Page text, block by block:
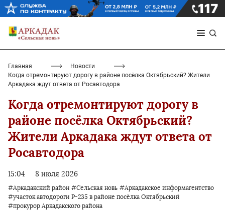
Главная
Новости
Когда отремонтируют дорогу в районе посёлка Октябрьский? Жители
Аркадака ждут ответа от Росавтодора
Когда отремонтируют дорогу в
районе посёлка Октябрьский?
Жители Аркадака ждут ответа от
Росавтодора
15:04 8 июля 2026
#Аркадакский район #Сельская новь #Аркадакское информагентство
#участок автодороги Р-235 в районе посёлка Октябрьский
#прокурор Аркадакского района